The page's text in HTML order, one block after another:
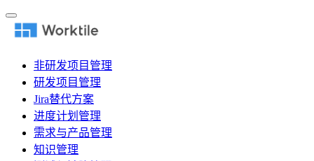
非研发项目管理
研发项目管理
Jira替代方案
进度计划管理
需求与产品管理
知识管理